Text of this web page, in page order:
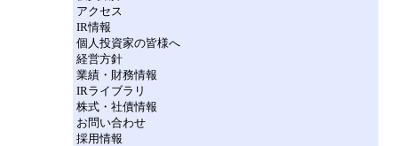
アクセス
IR情報
個人投資家の皆様へ
経営方針
業績・財務情報
IRライブラリ
株式・社債情報
お問い合わせ
採用情報